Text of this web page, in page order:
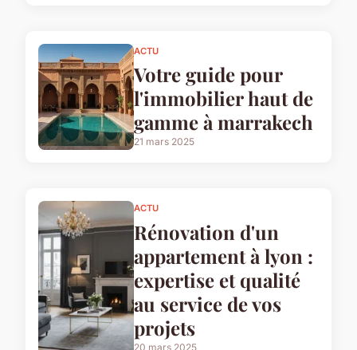
ACTU
Votre guide pour
l'immobilier haut de
gamme à marrakech
21 mars 2025
ACTU
Rénovation d'un
appartement à lyon :
expertise et qualité
au service de vos
projets
20 mars 2025